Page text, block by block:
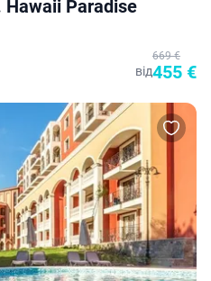
Hawaii Paradise
від
669 €
455 €